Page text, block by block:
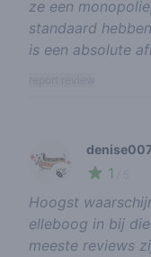
ze een
standaard
is een absolute
🍃 1
Hoogst
elleboog in bij
meeste reviews